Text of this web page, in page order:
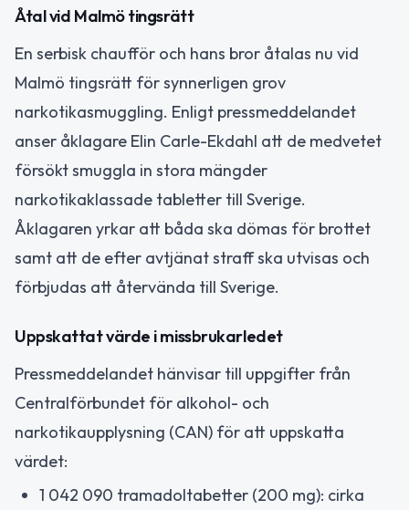
Åtal vid Malmö tingsrätt
En serbisk chaufför och hans bror åtalas nu vid
Malmö tingsrätt för synnerligen grov
narkotikasmuggling. Enligt pressmeddelandet
anser åklagare Elin Carle-Ekdahl att de medvetet
försökt smuggla in stora mängder
narkotikaklassade tabletter till Sverige.
Åklagaren yrkar att båda ska dömas för brottet
samt att de efter avtjänat straff ska utvisas och
förbjudas att återvända till Sverige.
Uppskattat värde i missbrukarledet
Pressmeddelandet hänvisar till uppgifter från
Centralförbundet för alkohol- och
narkotikaupplysning (CAN) för att uppskatta
värdet:
1 042 090 tramadoltabetter (200 mg): cirka